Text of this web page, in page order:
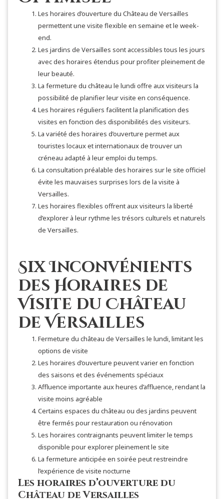
Les horaires d’ouverture du Château de Versailles
permettent une visite flexible en semaine et le week-
end.
Les jardins de Versailles sont accessibles tous les jours
avec des horaires étendus pour profiter pleinement de
leur beauté.
La fermeture du château le lundi offre aux visiteurs la
possibilité de planifier leur visite en conséquence.
Les horaires réguliers facilitent la planification des
visites en fonction des disponibilités des visiteurs.
La variété des horaires d’ouverture permet aux
touristes locaux et internationaux de trouver un
créneau adapté à leur emploi du temps.
La consultation préalable des horaires sur le site officiel
évite les mauvaises surprises lors de la visite à
Versailles.
Les horaires flexibles offrent aux visiteurs la liberté
d’explorer à leur rythme les trésors culturels et naturels
de Versailles.
Six Inconvénients
des Horaires de
Visite du Château
de Versailles
Fermeture du château de Versailles le lundi, limitant les
options de visite
Les horaires d’ouverture peuvent varier en fonction
des saisons et des événements spéciaux
Affluence importante aux heures d’affluence, rendant la
visite moins agréable
Certains espaces du château ou des jardins peuvent
être fermés pour restauration ou rénovation
Les horaires contraignants peuvent limiter le temps
disponible pour explorer pleinement le site
La fermeture anticipée en soirée peut restreindre
l’expérience de visite nocturne
Les horaires d’ouverture du
Château de Versailles